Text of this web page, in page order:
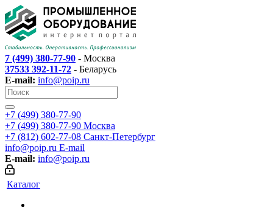
7 (499) 380-77-90 - Москва
37533 392-11-72 - Беларусь
E-mail: info@poip.ru
+7 (499) 380-77-90
+7 (499) 380-77-90 Москва
+7 (812) 602-77-08 Санкт-Петербург
info@poip.ru E-mail
E-mail: info@poip.ru
Каталог